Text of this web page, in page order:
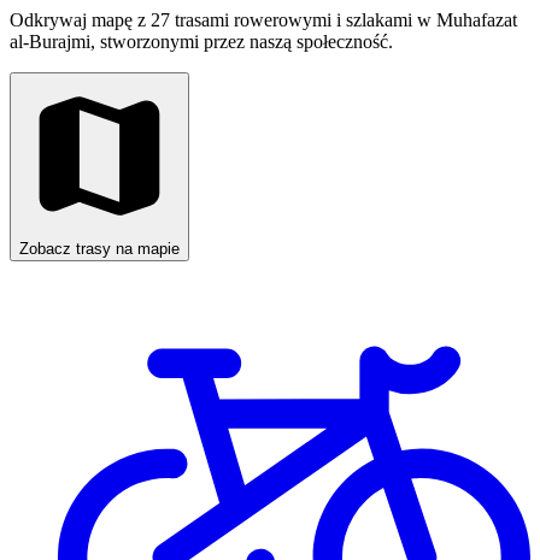
Odkrywaj mapę z 27 trasami rowerowymi i szlakami w Muhafazat
al-Burajmi, stworzonymi przez naszą społeczność.
Zobacz trasy na mapie